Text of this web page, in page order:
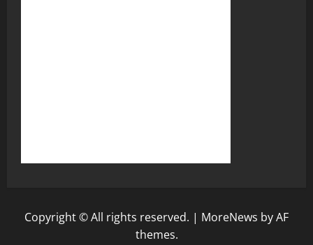
Copyright © All rights reserved. | MoreNews by AF
themes.